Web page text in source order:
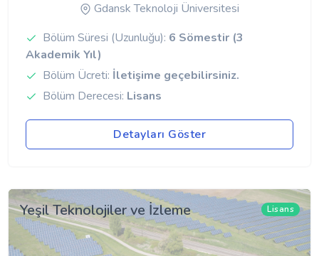
Gdansk Teknoloji Üniversitesi
Bölüm Süresi (Uzunluğu): 6 Sömestir (3
Akademik Yıl)
Bölüm Ücreti: İletişime geçebilirsiniz.
Bölüm Derecesi: Lisans
Detayları Göster
Yeşil Teknolojiler ve İzleme Lisans